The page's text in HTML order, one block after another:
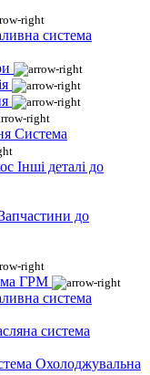
система
Система
Інші деталі до
до
ГРМ
система
система
Охолоджувальна